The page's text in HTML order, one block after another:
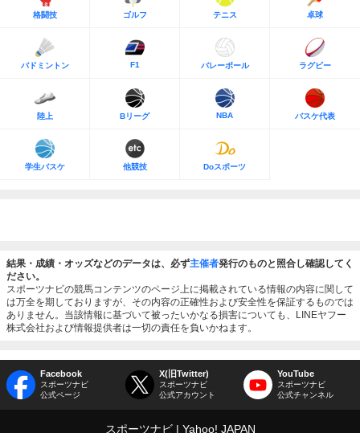
格闘技 ゴルフ テニス 卓球
バドミントン F1 バレーボール ラグビー
陸上 Bリーグ NBA バスケ代表
学生バスケ 他競技 Doスポーツ
結果・成績・オッズなどのデータは、必ず主催者発行のものと照合し確認してく
ださい。
スポーツナビの競馬コンテンツのページ上に掲載されている情報の内容に関して
は万全を期しておりますが、その内容の正確性および安全性を保証するものでは
ありません。当該情報に基づいて被ったいかなる損害についても、LINEヤフー
株式会社および情報提供者は一切の責任を負いかねます。
Facebook
スポーツナビ
公式ページ
X(旧Twitter)
スポーツナビ
公式アカウント
YouTube
スポーツナビ
公式チャンネル
スポーツナビ Yahoo! JAPAN